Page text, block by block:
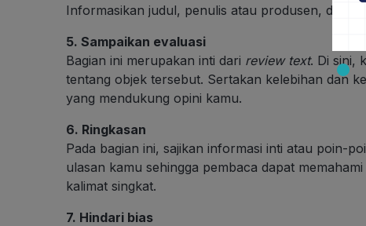
Informasikan judul, penulis atau produsen, dan
5. Sampaikan evaluasi
Bagian ini merupakan inti dari review text. Di sini,
tentang objek tersebut. Sertakan kelebihan dan
yang mendukung opini kamu.
6. Ringkasan
Pada bagian ini, sajikan informasi inti atau poin-
ulasan kamu sehingga pembaca dapat
kalimat singkat.
7. Hindari bias